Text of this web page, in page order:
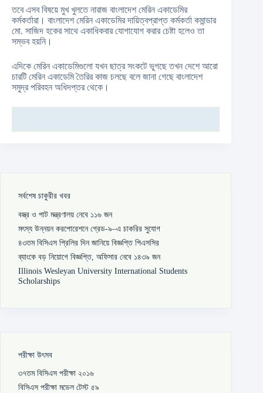
তবে এসব বিষয়ে মুখ খুলতে নারাজ বাংলাদেশ মেরিন একাডেমির
কর্মকর্তারা। বাংলাদেশ মেরিন একাডেমির দায়িত্বপ্রাপ্ত কর্মকর্তা কমান্ডার
মো. সাজিদ হকের সাথে একাধিকবার যোগাযোগ করার চেষ্টা হলেও তা
সম্ভব হয়নি।
এদিকে মেরিন একাডেমিগুলো যখন ছাত্র সংকটে ভুগছে তখন দেশে আরো
চারটি মেরিন একাডেমি তৈরির কাজ চলছে বলে জানা গেছে বাংলাদেশ
সমুদ্র পরিবহন অধিদপ্তর থেকে।
সর্বশেষ চাকুরীর খবর
বস্ত্র ও পাট মন্ত্রণালয় নেবে ১১৬ জন
মৎস্য উন্নয়ন করপোরেশনে গ্রেড-৯–এ চাকরির সুযোগ
৪৩তম বিসিএস প্রিলির দিন জানিয়ে বিজ্ঞপ্তি পিএসসির
ব্যাংকে বড় নিয়োগে বিজ্ঞপ্তি, অফিসার নেবে ১৪৩৯ জন
Illinois Wesleyan University International Students
Scholarships
পরীক্ষা উৎসব
৩৭তম বিসিএস পরীক্ষা ২০১৬
বিসিএস পরীক্ষা মডেল টেস্ট ৫৯